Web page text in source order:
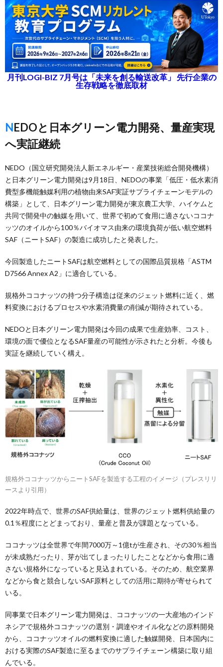
月刊LOGI-BIZ 7月号は「未来を創る輸送改革」 先行企業の
生存戦略を徹底取材
NEDOと日本グリーン電力開発、量産実現
へ実証継続
NEDO（国立研究開発法人新エネルギー・産業技術総合開発機構）
と日本グリーン電力開発は9月18日、NEDOの事業「低圧・低水素消
費型多機能触媒利用の植物由来SAF実証サプライチェーンモデルの
構築」として、日本グリーン電力開発が東京農工大学、ハイケムと
共同で開発中の触媒を用いて、世界で初めて食用に適さないココナ
ッツのオイルから100％バイオマス由来の環境負荷が低い航空燃料
SAF（ニートSAF）の製造に成功したと発表した。
今回製造したニートSAFは航空燃料としての国際品質規格「ASTM
D7566 Annex A2」に適合している。
規格外ココナッツの持つ分子構造は従来のジェット燃料に近く、燃
料変換におけるプロセスや水素消費量の削減が期待されている。
NEDOと日本グリーン電力開発は今回の成果で生産効率、コスト、
環境の面で優位となるSAF量産の可能性が示されたと分析。今後も
実証を継続していく構え。
規格外ココナッツからニートSAFを製造する工程のイメージ（プレスリリ
ースより引用）
2022年時点で、世界のSAF供給量は、世界のジェット燃料供給量の
0.1％程度にとどまっており、量産と普及が課題となっている。
ココナッツは全世界で年間7000万～1億tが生産され、その30％相当
が未成熟だったり、芽が出てしまったりしたことなどから食用に適
さない規格外になっていると見込まれている。そのため、航空業界
などから食と競合しないSAF原料としての活用に期待が寄せられて
いる。
同事業で日本グリーン電力開発は、ココナッツの一大産地のインド
ネシアで規格外ココナッツの選別・調達やオイル化などの原料開発
から、ココナッツオイルの燃料変換に適した触媒開発、日本国内に
おける実際のSAF製造に至るまでのサプライチェーン構築に取り組
んでいる。